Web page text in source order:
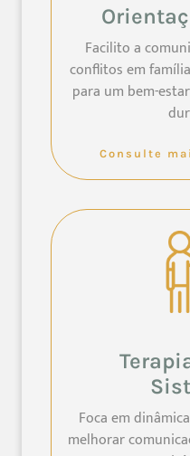
Facilito a
conflitos em
para um bem-
Consulte
Foca em
melhorar